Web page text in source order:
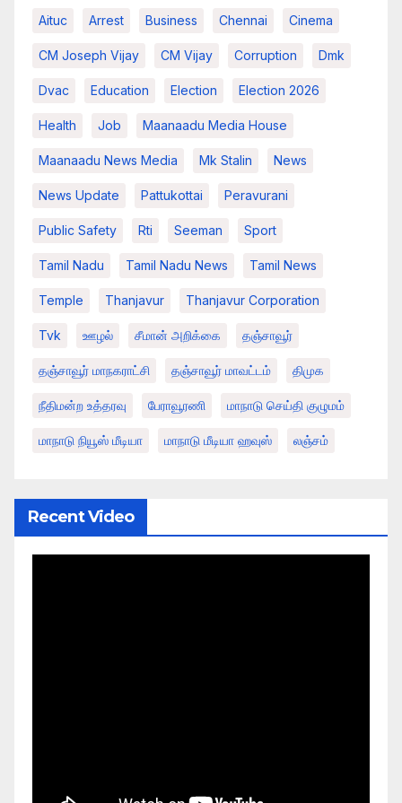
Aituc Arrest Business Chennai Cinema
CM Joseph Vijay CM Vijay Corruption Dmk
Dvac Education Election Election 2026
Health Job Maanaadu Media House
Maanaadu News Media Mk Stalin News
News Update Pattukottai Peravurani
Public Safety Rti Seeman Sport
Tamil Nadu Tamil Nadu News Tamil News
Temple Thanjavur Thanjavur Corporation
Tvk ஊழல் சீமான் அறிக்கை தஞ்சாவூர்
தஞ்சாவூர் மாநகராட்சி தஞ்சாவூர் மாவட்டம் திமுக
நீதிமன்ற உத்தரவு பேராவூரணி மாநாடு செய்தி குழுமம்
மாநாடு நியூஸ் மீடியா மாநாடு மீடியா ஹவுஸ் லஞ்சம்
Recent Video